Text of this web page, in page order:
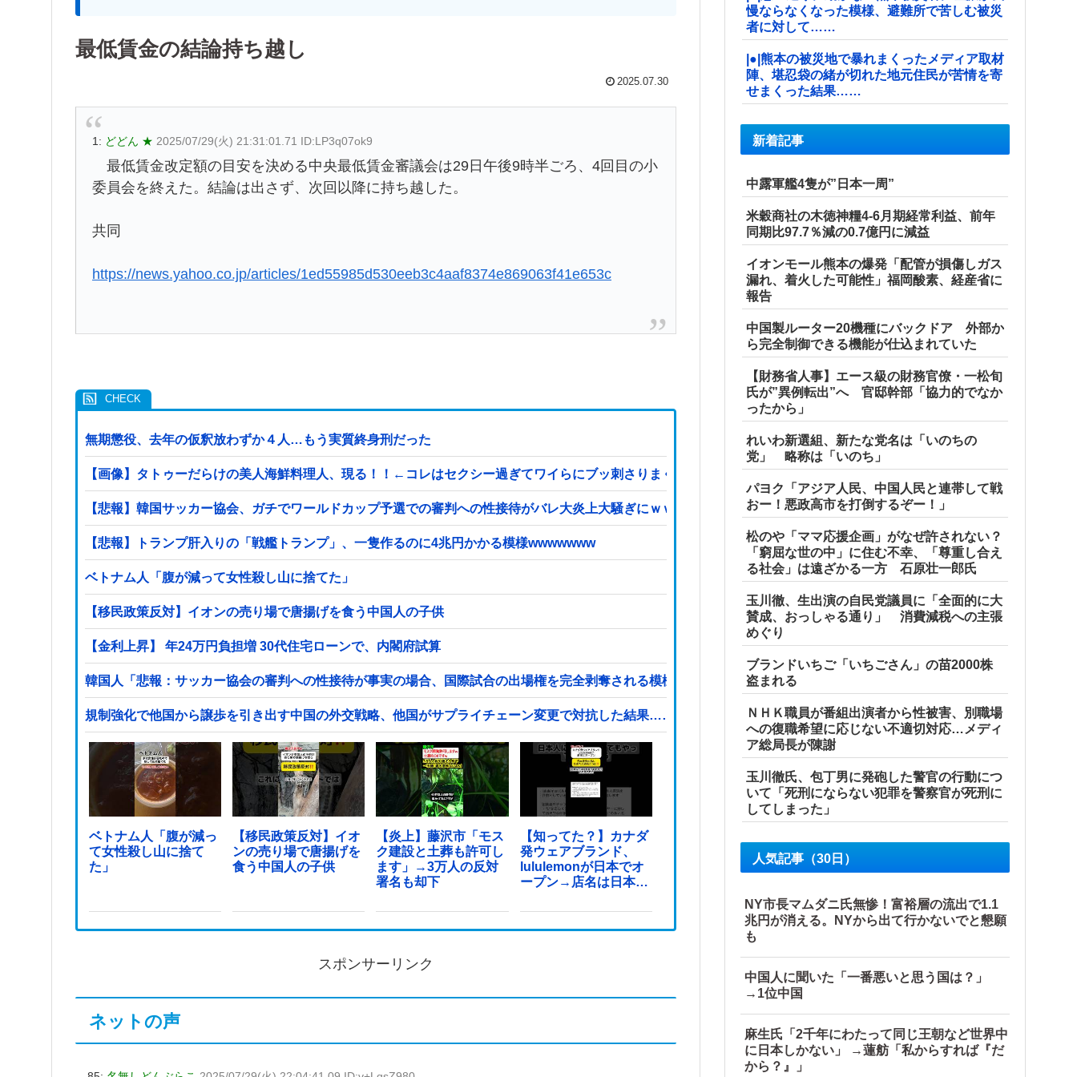
最低賃金の結論持ち越し
2025.07.30
1: どどん ★ 2025/07/29(火) 21:31:01.71 ID:LP3q07ok9
最低賃金改定額の目安を決める中央最低賃金審議会は29日午後9時半ごろ、4回目の小
委員会を終えた。結論は出さず、次回以降に持ち越した。
共同
https://news.yahoo.co.jp/articles/1ed55985d530eeb3c4aaf8374e869063f41e653c
無期懲役、去年の仮釈放わずか４人…もう実質終身刑だった
【画像】タトゥーだらけの美人海鮮料理人、現る！！←コレはセクシー過ぎてワイらにブッ刺さりまくりw w w w w w w w w
【悲報】韓国サッカー協会、ガチでワールドカップ予選での審判への性接待がバレ大炎上大騒ぎにｗｗｗｗｗｗｗｗ
【悲報】トランプ肝入りの「戦艦トランプ」、一隻作るのに4兆円かかる模様wwwwwww
ベトナム人「腹が減って女性殺し山に捨てた」
【移民政策反対】イオンの売り場で唐揚げを食う中国人の子供
【金利上昇】 年24万円負担増 30代住宅ローンで、内閣府試算
韓国人「悲報：サッカー協会の審判への性接待が事実の場合、国際試合の出場権を完全剥奪される模様…（ブルブル」＝韓国の反応
規制強化で他国から譲歩を引き出す中国の外交戦略、他国がサプライチェーン変更で対抗した結果……他
ベトナム人「腹が減っ
て女性殺し山に捨て
た」
【移民政策反対】イオ
ンの売り場で唐揚げを
食う中国人の子供
【炎上】藤沢市「モス
ク建設と土葬も許可し
ます」→3万人の反対
署名も却下
【知ってた？】カナダ
発ウェアブランド、
lululemonが日本でオ
ープン→店名は日本差
スポンサーリンク
ネットの声
慢ならなくなった模様、避難所で苦しむ被災
者に対して……
|●|熊本の被災地で暴れまくったメディア取材
陣、堪忍袋の緒が切れた地元住民が苦情を寄
せまくった結果……
新着記事
中露軍艦4隻が”日本一周”
米穀商社の木徳神糧4-6月期経常利益、前年
同期比97.7％減の0.7億円に減益
イオンモール熊本の爆発「配管が損傷しガス
漏れ、着火した可能性」福岡酸素、経産省に
報告
中国製ルーター20機種にバックドア 外部か
ら完全制御できる機能が仕込まれていた
【財務省人事】エース級の財務官僚・一松旬
氏が”異例転出”へ 官邸幹部「協力的でなか
ったから」
れいわ新選組、新たな党名は「いのちの
党」 略称は「いのち」
パヨク「アジア人民、中国人民と連帯して戦
おー！悪政高市を打倒するぞー！」
松のや「ママ応援企画」がなぜ許されない？
「窮屈な世の中」に住む不幸、「尊重し合え
る社会」は遠ざかる一方 石原壮一郎氏
玉川徹、生出演の自民党議員に「全面的に大
賛成、おっしゃる通り」 消費減税への主張
めぐり
ブランドいちご「いちごさん」の苗2000株
盗まれる
ＮＨＫ職員が番組出演者から性被害、別職場
への復職希望に応じない不適切対応…メディ
ア総局長が陳謝
玉川徹氏、包丁男に発砲した警官の行動につ
いて「死刑にならない犯罪を警察官が死刑に
してしまった」
人気記事（30日）
NY市長マムダニ氏無惨！富裕層の流出で1.1
兆円が消える。NYから出て行かないでと懇願
も
中国人に聞いた「一番悪いと思う国は？」
→1位中国
麻生氏「2千年にわたって同じ王朝など世界中
に日本しかない」 →蓮舫「私からすれば『だ
から？』」